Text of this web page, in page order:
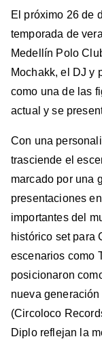
El próximo 26 de
temporada de
Medellín Polo
Mochakk, el DJ y
como una de las
actual y se
Con una
trasciende el
marcado por una
presentaciones
importantes del
histórico set para
escenarios como
posicionaron
nueva
(Circoloco
Diplo reflejan la